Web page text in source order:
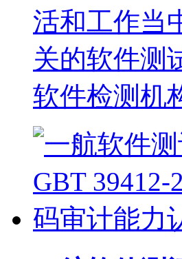
活和工作当
关的软件测
软件检测机